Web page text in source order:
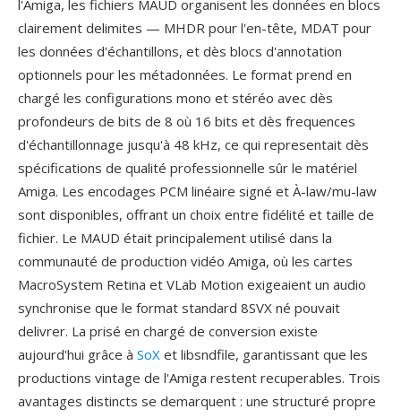
l'Amiga, les fichiers MAUD organisent les données en blocs
clairement delimites — MHDR pour l'en-tête, MDAT pour
les données d'échantillons, et dès blocs d'annotation
optionnels pour les métadonnées. Le format prend en
chargé les configurations mono et stéréo avec dès
profondeurs de bits de 8 où 16 bits et dès frequences
d'échantillonnage jusqu'à 48 kHz, ce qui representait dès
spécifications de qualité professionnelle sûr le matériel
Amiga. Les encodages PCM linéaire signé et À-law/mu-law
sont disponibles, offrant un choix entre fidélité et taille de
fichier. Le MAUD était principalement utilisé dans la
communauté de production vidéo Amiga, où les cartes
MacroSystem Retina et VLab Motion exigeaient un audio
synchronise que le format standard 8SVX né pouvait
delivrer. La prisé en chargé de conversion existe
aujourd'hui grâce à SoX et libsndfile, garantissant que les
productions vintage de l'Amiga restent recuperables. Trois
avantages distincts se demarquent : une structuré propre